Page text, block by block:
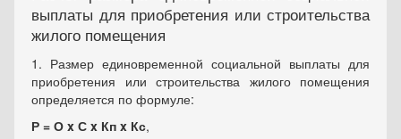
выплаты для приобретения или строительства
жилого помещения
1. Размер единовременной социальной выплаты для
приобретения или строительства жилого помещения
определяется по формуле:
Р = О x С x Кп x Кс,